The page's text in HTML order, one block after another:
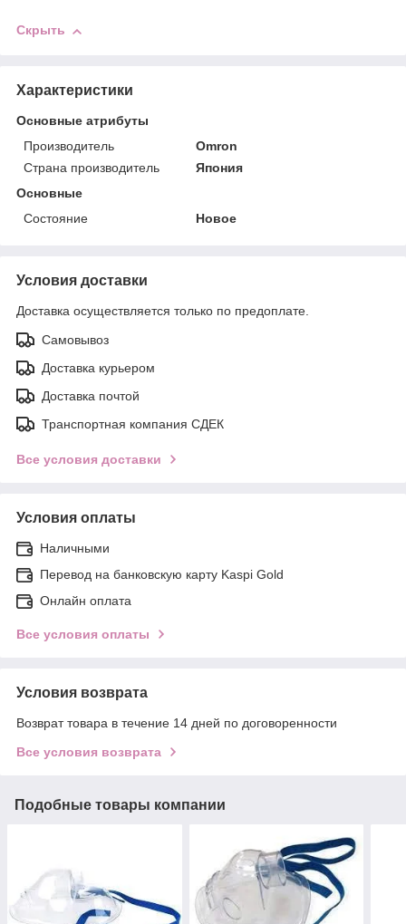
Скрыть
Характеристики
Основные атрибуты
Производитель
Omron
Страна производитель
Япония
Основные
Состояние
Новое
Условия доставки
Доставка осуществляется только по предоплате.
Самовывоз
Доставка курьером
Доставка почтой
Транспортная компания СДЕК
Все условия доставки
Условия оплаты
Наличными
Перевод на банковскую карту Kaspi Gold
Онлайн оплата
Все условия оплаты
Условия возврата
Возврат товара в течение 14 дней по договоренности
Все условия возврата
Подобные товары компании